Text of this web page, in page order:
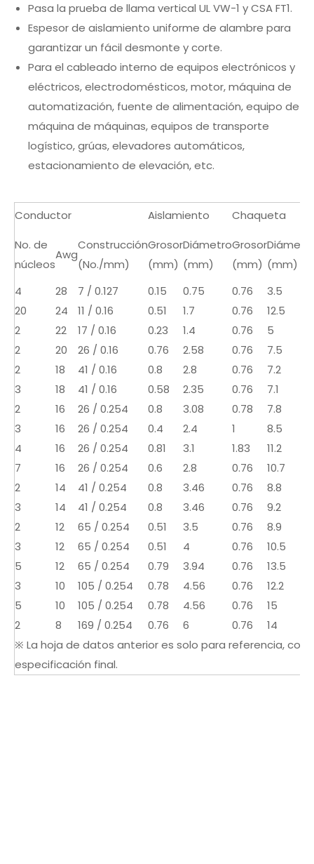
Pasa la prueba de llama vertical UL VW-1 y CSA FT1.
Espesor de aislamiento uniforme de alambre para
garantizar un fácil desmonte y corte.
Para el cableado interno de equipos electrónicos y
eléctricos, electrodomésticos, motor, máquina de
automatización, fuente de alimentación, equipo de
máquina de máquinas, equipos de transporte
logístico, grúas, elevadores automáticos,
estacionamiento de elevación, etc.
Conductor Aislamiento
Chaqueta
No. de
núcleos
Awg
Construcción
(No./mm)
Grosor
(mm)
Diámetro
(mm)
Grosor
(mm) (mm)
4
28 7 / 0.127 0.15 0.75 0.76
3.5
20
24 11 / 0.16 0.51 1.7 0.76
12.5
2
22 17 / 0.16 0.23 1.4 0.76
5
2
20 26 / 0.16 0.76 2.58 0.76
7.5
2
18 41 / 0.16 0.8 2.8 0.76
7.2
3
18 41 / 0.16 0.58 2.35 0.76
7.1
2
16 26 / 0.254 0.8 3.08 0.78
7.8
3
16 26 / 0.254 0.4 2.4 1
8.5
4
16 26 / 0.254 0.81 3.1 1.83
11.2
7
16 26 / 0.254 0.6 2.8 0.76
10.7
2
14 41 / 0.254 0.8 3.46 0.76
8.8
3
14 41 / 0.254 0.8 3.46 0.76
9.2
2
12 65 / 0.254 0.51 3.5 0.76
8.9
3
12 65 / 0.254 0.51 4 0.76
10.5
5
12 65 / 0.254 0.79 3.94 0.76
13.5
3
10 105 / 0.254 0.78 4.56 0.76
12.2
5
10 105 / 0.254 0.78 4.56 0.76
15
2
8 169 / 0.254 0.76 6 0.76
14
※ La hoja de datos anterior es solo para referencia,
especificación final.